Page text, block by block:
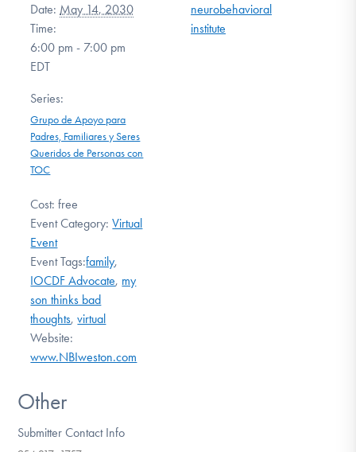
Date: May 14, 2030
Time:
6:00 pm - 7:00 pm
EDT
Series:
Grupo de Apoyo para
Padres, Familiares y Seres
Queridos de Personas con
TOC
Cost: free
Event Category: Virtual
Event
Event Tags:family,
IOCDF Advocate, my
son thinks bad
thoughts,virtual
Website:
www.NBIweston.com
neurobehavioral
institute
Other
Submitter Contact Info